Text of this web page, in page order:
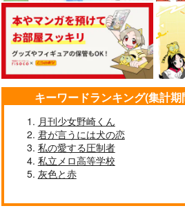
大学講師×男子大学
生
Happy Halloween St
ories
テアトル駒鳥
（税込）
サンプル
作品詳細
Halloween Dream
ght
NEMSON
787円（税込）
キーワードランキング(集計
月刊少女野崎くん
君が言うには犬の恋
私の愛する圧制者
私立メロ高等学校
灰色と赤